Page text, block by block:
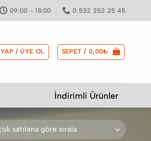
09:00 - 18:00 0 532 252 25 45
YAP / ÜYE OL SEPET / 0,00₺
İndirimli Ürünler